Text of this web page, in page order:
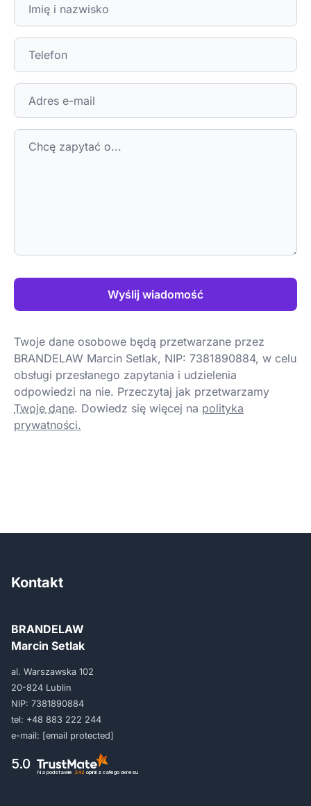
Wyślij wiadomość
Twoje dane osobowe będą przetwarzane przez
BRANDELAW Marcin Setlak, NIP: 7381890884, w celu
obsługi przesłanego zapytania i udzielenia
odpowiedzi na nie. Przeczytaj jak przetwarzamy
Twoje dane. Dowiedz się więcej na polityka
prywatności.
Kontakt
BRANDELAW
Marcin Setlak
al. Warszawska 102
20-824 Lublin
NIP: 7381890884
tel: +48 883 222 244
e-mail: [email protected]
5.0
Na podstawie 243 opinii z całego okresu